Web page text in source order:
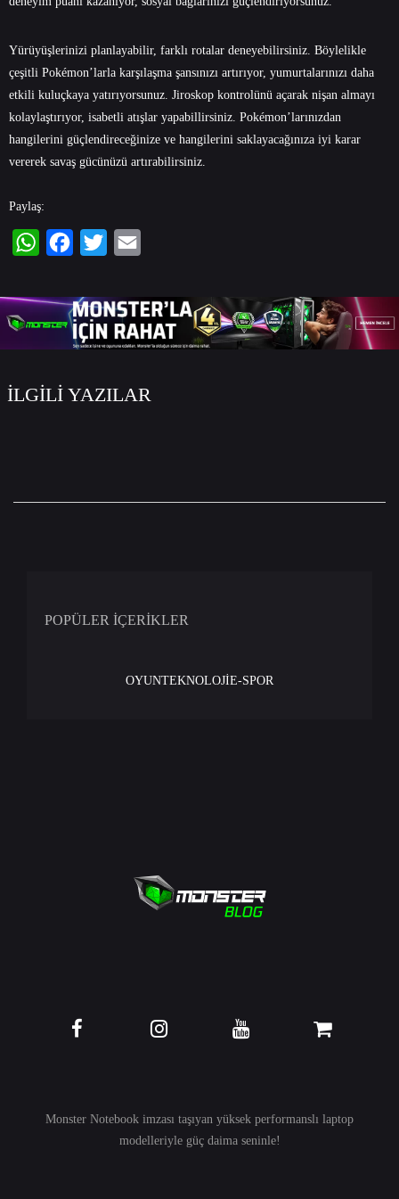
Yürüyüşlerinizi planlayabilir, farklı rotalar deneyebilirsiniz. Böylelikle
çeşitli Pokémon’larla karşılaşma şansınızı artırıyor, yumurtalarınızı daha
etkili kuluçkaya yatırıyorsunuz. Jiroskop kontrolünü açarak nişan almayı
kolaylaştırıyor, isabetli atışlar yapabillirsiniz. Pokémon’larınızdan
hangilerini güçlendireceğinize ve hangilerini saklayacağınıza iyi karar
vererek savaş gücünüzü artırabilirsiniz.
Paylaş:
İLGİLİ YAZILAR
POPÜLER İÇERİKLER
OYUNTEKNOLOJİE-SPOR
Monster Notebook imzası taşıyan yüksek performanslı laptop
modelleriyle güç daima seninle!